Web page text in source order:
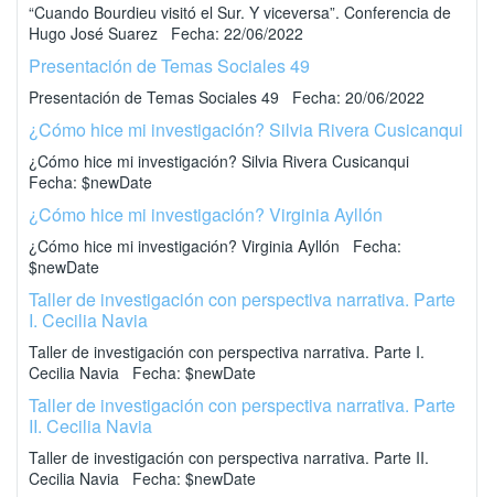
“Cuando Bourdieu visitó el Sur. Y viceversa”. Conferencia de
Hugo José Suarez Fecha: 22/06/2022
Presentación de Temas Sociales 49
Presentación de Temas Sociales 49 Fecha: 20/06/2022
¿Cómo hice mi investigación? Silvia Rivera Cusicanqui
¿Cómo hice mi investigación? Silvia Rivera Cusicanqui
Fecha: $newDate
¿Cómo hice mi investigación? Virginia Ayllón
¿Cómo hice mi investigación? Virginia Ayllón Fecha:
$newDate
Taller de investigación con perspectiva narrativa. Parte
I. Cecilia Navia
Taller de investigación con perspectiva narrativa. Parte I.
Cecilia Navia Fecha: $newDate
Taller de investigación con perspectiva narrativa. Parte
II. Cecilia Navia
Taller de investigación con perspectiva narrativa. Parte II.
Cecilia Navia Fecha: $newDate